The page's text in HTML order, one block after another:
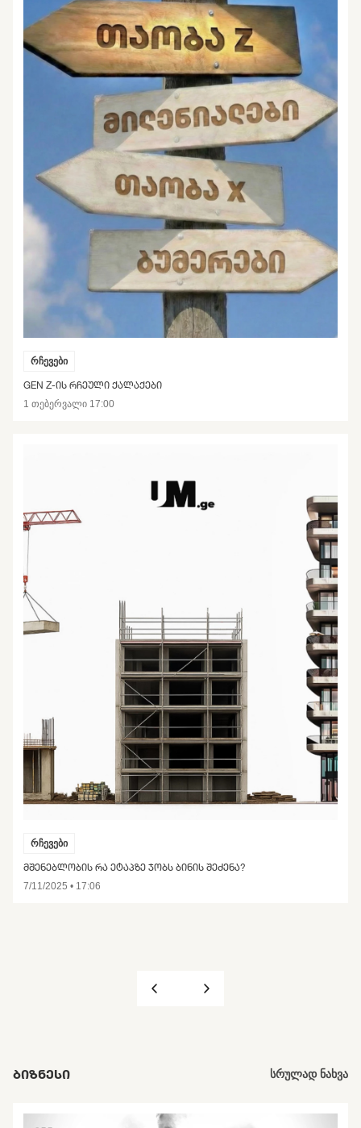
რჩევები
GEN Z-ᲘᲡ ᲠᲩᲔᲣᲚᲘ ᲥᲐᲚᲐᲥᲔᲑᲘ
1 თებერვალი 17:00
რჩევები
ᲛᲨᲔᲜᲔᲑᲚᲝᲑᲘᲡ ᲠᲐ ᲔᲢᲐᲞᲖᲔ ᲯᲝᲑᲡ ᲑᲘᲜᲘᲡ ᲨᲔᲫᲔᲜᲐ?
7/11/2025 • 17:06
ᲑᲘᲖᲜᲔᲡᲘ სრულად ნახვა